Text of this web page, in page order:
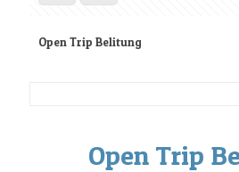
Open Trip Belitung
Open Trip